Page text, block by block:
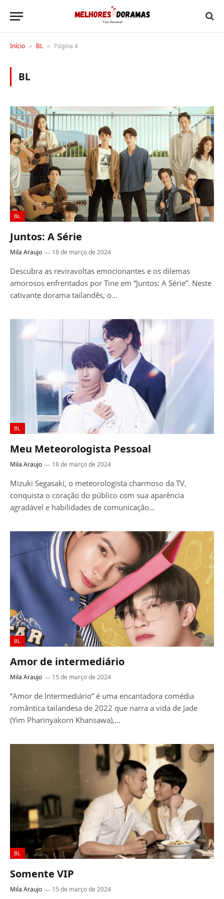
Início » BL » Página 4
BL
BL
Juntos: A Série
Mila Araujo 18 de março de 2024
Descubra as reviravoltas emocionantes e os dilemas
amorosos enfrentados por Tine em “Juntos: A Série”. Neste
cativante dorama tailandês, o…
BL
Meu Meteorologista Pessoal
Mila Araujo 18 de março de 2024
Mizuki Segasaki, o meteorologista charmoso da TV,
conquista o coração do público com sua aparência
agradável e habilidades de comunicação…
BL
Amor de intermediário
Mila Araujo 15 de março de 2024
“Amor de Intermediário” é uma encantadora comédia
romântica tailandesa de 2022 que narra a vida de Jade
(Yim Pharinyakorn Khansawa),…
BL
Somente VIP
Mila Araujo 15 de março de 2024